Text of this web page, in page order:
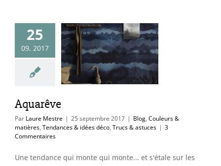
25
09, 2017
& idées déco
Aquarêve
Par Laure Mestre | 25 septembre 2017 | Blog, Couleurs &
matières, Tendances & idées déco, Trucs & astuces | 3
Commentaires
Une tendance qui monte qui monte... et s'étale sur les